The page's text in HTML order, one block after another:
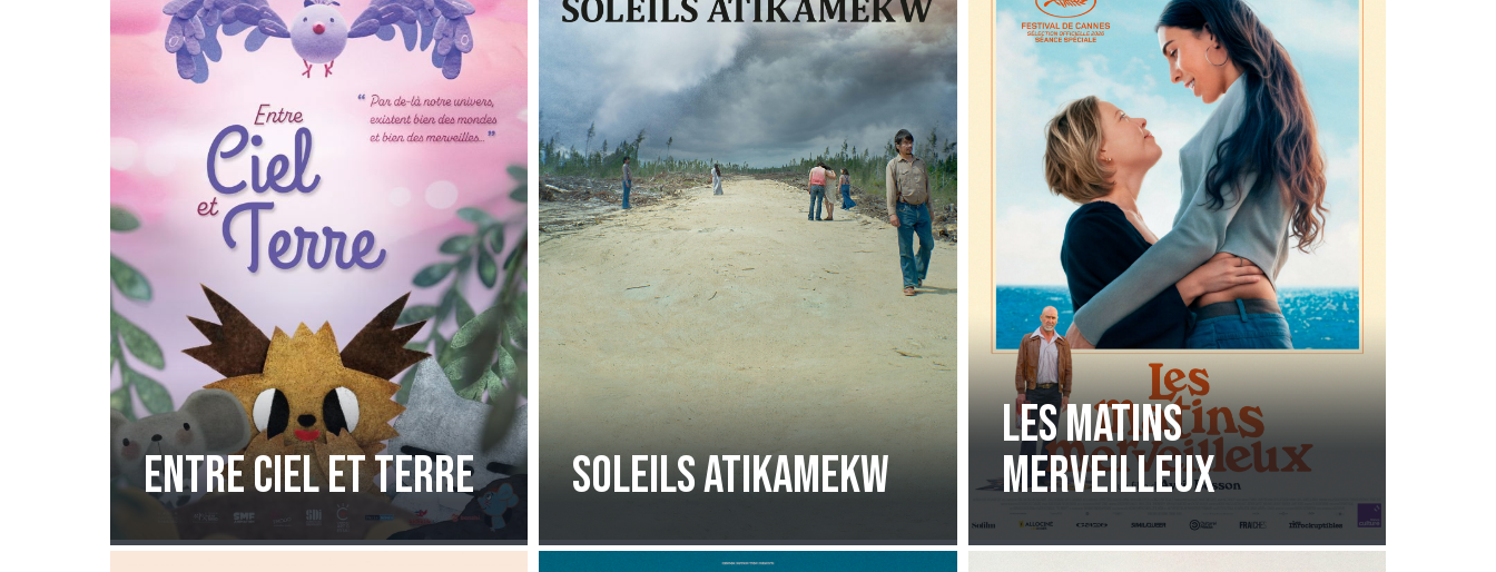
Entre Ciel et Terre Soleils Atikamekw
Les Matins
Merveilleux